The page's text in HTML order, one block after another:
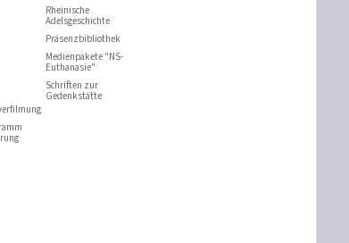
Rheinische
Adelsgeschichte
Präsenzbibliothek
Medienpakete "NS-
Euthanasie"
Schriften zur
Gedenkstätte